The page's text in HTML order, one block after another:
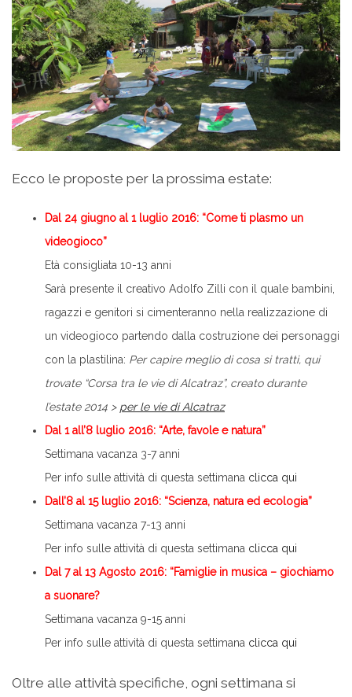
Ecco le proposte per la prossima estate:
Dal 24 giugno al 1 luglio 2016: “Come ti plasmo un
videogioco”
Età consigliata 10-13 anni
Sarà presente il creativo Adolfo Zilli con il quale bambini,
ragazzi e genitori si cimenteranno nella realizzazione di
un videogioco partendo dalla costruzione dei personaggi
con la plastilina: Per capire meglio di cosa si tratti, qui
trovate “Corsa tra le vie di Alcatraz”, creato durante
l’estate 2014 > per le vie di Alcatraz
Dal 1 all’8 luglio 2016: “Arte, favole e natura”
Settimana vacanza 3-7 anni
Per info sulle attività di questa settimana clicca qui
Dall’8 al 15 luglio 2016: “Scienza, natura ed ecologia”
Settimana vacanza 7-13 anni
Per info sulle attività di questa settimana clicca qui
Dal 7 al 13 Agosto 2016: “Famiglie in musica – giochiamo
a suonare?
Settimana vacanza 9-15 anni
Per info sulle attività di questa settimana clicca qui
Oltre alle attività specifiche, ogni settimana si